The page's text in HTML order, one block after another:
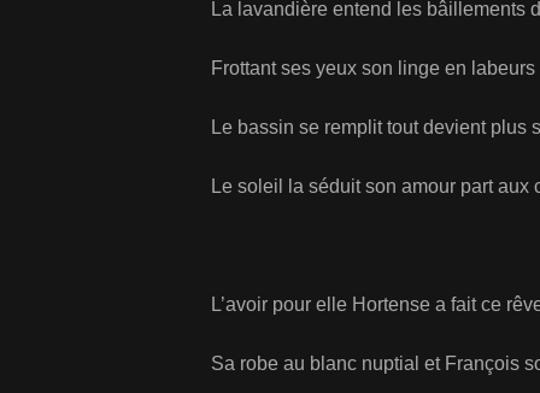
La lavandière entend les bâillements
Frottant ses yeux son linge en
Le bassin se remplit tout devient plus
Le soleil la séduit son amour part aux
L’avoir pour elle Hortense a fait ce
Sa robe au blanc nuptial et François